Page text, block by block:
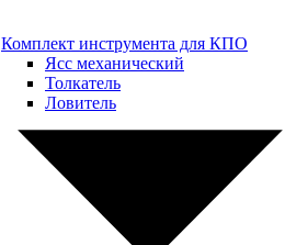
Комплект инструмента для КПО
Ясс механический
Толкатель
Ловитель